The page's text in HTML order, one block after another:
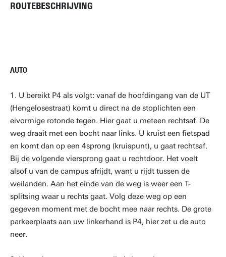
ROUTEBESCHRIJVING
AUTO
1. U bereikt P4 als volgt: vanaf de hoofdingang van de UT
(Hengelosestraat) komt u direct na de stoplichten een
eivormige rotonde tegen. Hier gaat u meteen rechtsaf. De
weg draait met een bocht naar links. U kruist een fietspad
en komt dan op een 4sprong (kruispunt), u gaat rechtsaf.
Bij de volgende viersprong gaat u rechtdoor. Het voelt
alsof u van de campus afrijdt, want u rijdt tussen de
weilanden. Aan het einde van de weg is weer een T-
splitsing waar u rechts gaat. Volg deze weg op een
gegeven moment met de bocht mee naar rechts. De grote
parkeerplaats aan uw linkerhand is P4, hier zet u de auto
neer.